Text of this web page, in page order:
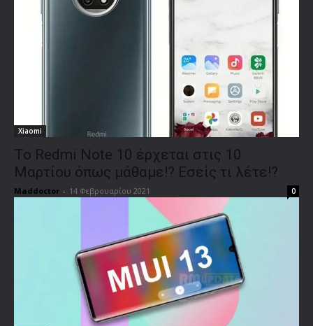
Xiaomi
Το Redmi Note 10 έρχεται στις 10
Μαρτίου όπως μάθαμε!? Εσείς τι λέτε!?
Maddoctor - 14 Φεβρουαρίου 2021 0